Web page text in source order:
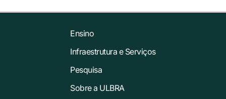
Ensino
Infraestrutura e Serviços
Pesquisa
Sobre a ULBRA